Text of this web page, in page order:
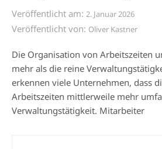
Veröffentlicht am: 2. Januar 2026
Veröffentlicht von: Oliver Kastner
Die Organisation von Arbeitszeiten
mehr als die reine
erkennen viele Unternehmen, dass
Arbeitszeiten mittlerweile mehr
Verwaltungstätigkeit. Mitarbeiter